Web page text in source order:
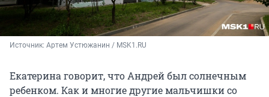
Источник: Артем Устюжанин / MSK1.RU
Екатерина говорит, что Андрей был солнечным
ребенком. Как и многие другие мальчишки со